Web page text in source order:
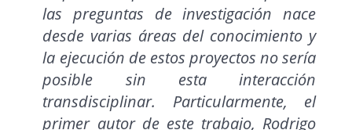
las preguntas de investigación nace
desde varias áreas del conocimiento y
la ejecución de estos proyectos no sería
posible sin esta interacción
transdisciplinar. Particularmente, el
primer autor de este trabajo, Rodrigo